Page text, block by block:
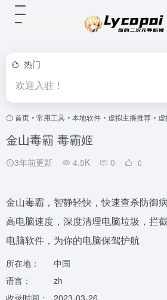
热门
欢迎入驻！
首页 • 常用工具 • 本地软件 • 虚拟主播推荐 •
金山毒霸 毒霸姬
3年前更新 4.5K 0 0
金山毒霸，智静轻快，快速查杀防御
高电脑速度，深度清理电脑垃圾，拦
电脑软件，为你的电脑保驾护航
所在地：
中国
语言：
zh
收录时间：
2023-03-26